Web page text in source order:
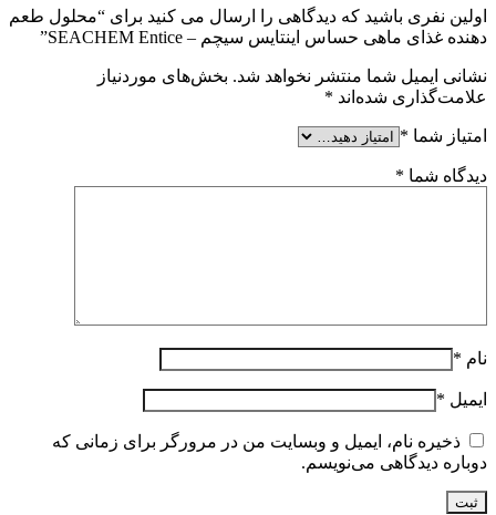
اولین نفری باشید که دیدگاهی را ارسال می کنید برای “محلول طعم
دهنده غذای ماهی حساس اینتایس سیچم – SEACHEM Entice”
نشانی ایمیل شما منتشر نخواهد شد. بخش‌های موردنیاز
علامت‌گذاری شده‌اند *
امتیاز شما *
دیدگاه شما *
نام *
ایمیل *
ذخیره نام، ایمیل و وبسایت من در مرورگر برای زمانی که
دوباره دیدگاهی می‌نویسم.